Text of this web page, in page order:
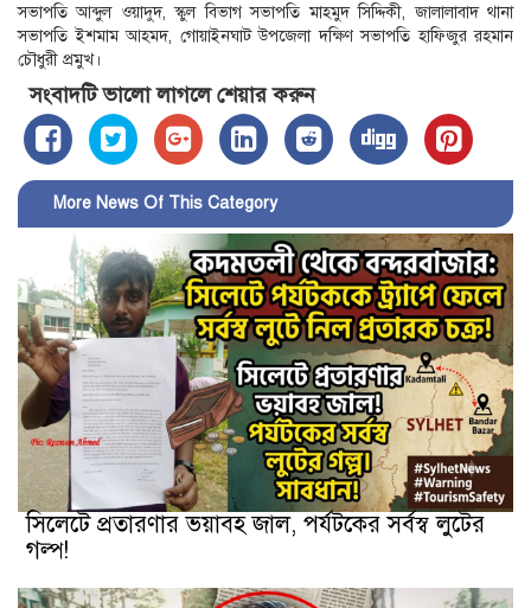
সভাপতি আব্দুল ওয়াদুদ, স্কুল বিভাগ সভাপতি মাহমুদ সিদ্দিকী, জালালাবাদ থানা
সভাপতি ইশমাম আহমদ, গোয়াইনঘাট উপজেলা দক্ষিণ সভাপতি হাফিজুর রহমান
চৌধুরী প্রমুখ।
সংবাদটি ভালো লাগলে শেয়ার করুন
More News Of This Category
সিলেটে প্রতারণার ভয়াবহ জাল, পর্যটকের সর্বস্ব লুটের
গল্প!